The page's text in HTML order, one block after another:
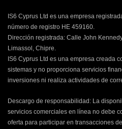
IS6 Cyprus Ltd es una empresa
número de registro HE 459160.
Dirección registrada: Calle John
Limassol, Chipre.
IS6 Cyprus Ltd es una empresa creada
sistemas y no proporciona servicios
inversiones ni realiza actividades de
Descargo de responsabilidad: La
servicios comerciales en línea no debe
oferta para participar en transacciones